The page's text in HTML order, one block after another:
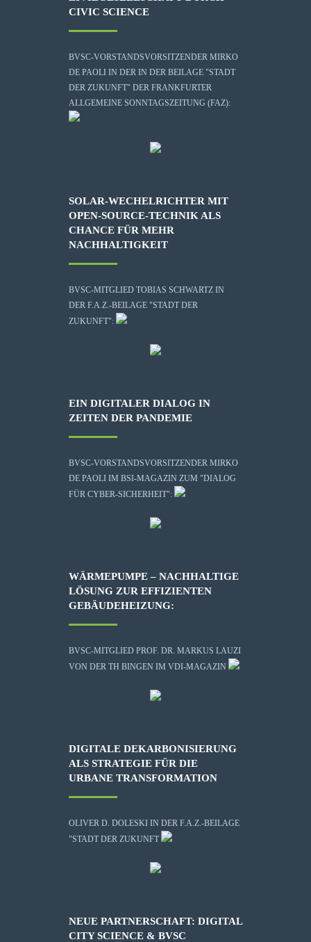
CIVIC SCIENCE
BVSC-VORSTANDSVORSITZENDER MIRKO
DE PAOLI IN DER IN DER BEILAGE "STADT
DER ZUKUNFT" DER FRANKFURTER
ALLGEMEINE SONNTAGSZEITUNG (FAZ):
SOLAR-WECHELRICHTER MIT
OPEN-SOURCE-TECHNIK ALS
CHANCE FÜR MEHR
NACHHALTIGKEIT
BVSC-MITGLIED TOBIAS SCHWARTZ IN
DER F.A.Z.-BEILAGE "STADT DER
ZUKUNFT":
EIN DIGITALER DIALOG IN
ZEITEN DER PANDEMIE
BVSC-VORSTANDSVORSITZENDER MIRKO
DE PAOLI IM BSI-MAGAZIN ZUM "DIALOG
FÜR CYBER-SICHERHEIT":
WÄRMEPUMPE – NACHHALTIGE
LÖSUNG ZUR EFFIZIENTEN
GEBÄUDEHEIZUNG:
BVSC-MITGLIED PROF. DR. MARKUS LAUZI
VON DER TH BINGEN IM VDI-MAGAZIN
DIGITALE DEKARBONISIERUNG
ALS STRATEGIE FÜR DIE
URBANE TRANSFORMATION
OLIVER D. DOLESKI IN DER F.A.Z.-BEILAGE
"STADT DER ZUKUNFT
NEUE PARTNERSCHAFT: DIGITAL
CITY SCIENCE & BVSC